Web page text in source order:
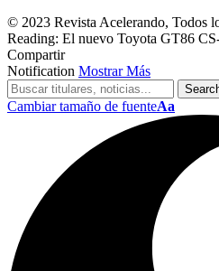
© 2023 Revista Acelerando, Todos
Reading: El nuevo Toyota GT86
Compartir
Notification Mostrar Más
Cambiar tamaño de fuenteAa